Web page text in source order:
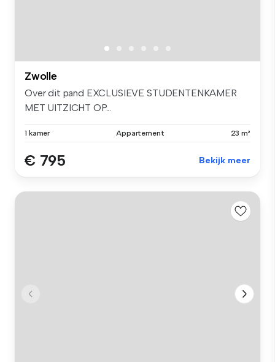
Zwolle
Over dit pand EXCLUSIEVE STUDENTENKAMER
MET UITZICHT OP...
1 kamer Appartement 23 m²
€ 795 Bekijk meer